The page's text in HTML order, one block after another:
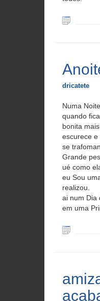
dricatete
Numa
quando
bonita
escurece e
se
Grande
ué como
eu Sou
realizou.
ai num Dia
em uma